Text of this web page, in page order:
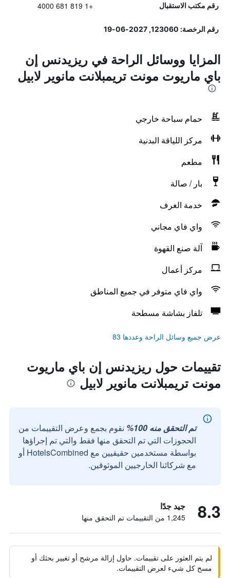
رقم مكتب الاستقبال +1 819 681 4000
رقم الرخصة: 123060, 2027-06-19
المزايا ووسائل الراحة في ريزيدنس إن
باي ماريوت مونت تريمبلانت مانوير لابيل
حمام سباحة خارجي
مركز اللياقة البدنية
مطعم
بار / صالة
خدمة الغرف
واي فاي مجاني
آلة صنع القهوة
مركز أعمال
واي فاي متوفر في جميع المناطق
تلفاز بشاشة مسطحة
عرض جميع وسائل الراحة وعددها 83
تقييمات حول ريزيدنس إن باي ماريوت
مونت تريمبلانت مانوير لابيل
تم التحقق منه 100%
نقوم بجمع وعرض التقييمات من
الحجوزات التي تم التحقق منها فقط والتي تم إجراؤها
بواسطة مستخدمين حقيقيين مع HotelsCombined أو
مع شركائنا الخارجيين الموثوقين.
8.3 جيد جدًا
1,245 من التقييمات تم التحقق منها
لم يتم العثور على تقييمات. حاول إزالة مرشح أو تغيير بحثك أو
مسح كل شيء لعرض التقييمات.